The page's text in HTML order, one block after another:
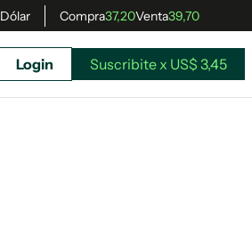
Dólar Compra37,20Venta39,70
Login Suscribite x US$ 3,45